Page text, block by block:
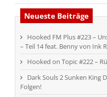
Neueste Beiträge
Hooked FM Plus #223 –
– Teil 14 feat. Benny von Ink
Hooked on Topic #222 –
Dark Souls 2 Sunken King
Folgen!